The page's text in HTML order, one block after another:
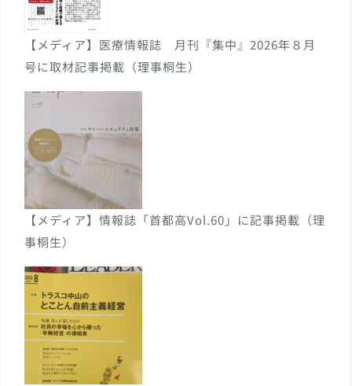
【メディア】医療情報誌 月刊『集中』2026年８月
号に取材記事掲載（理事桐生）
【メディア】情報誌「首都高Vol.60」に記事掲載（理
事桐生）